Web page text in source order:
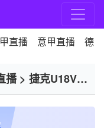
直播 意甲直播 德
播> 捷克U18VS